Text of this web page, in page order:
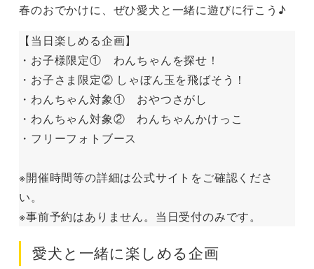
春のおでかけに、ぜひ愛犬と一緒に遊びに行こう♪
【当日楽しめる企画】
・お子様限定① わんちゃんを探せ！
・お子さま限定② しゃぼん玉を飛ばそう！
・わんちゃん対象① おやつさがし
・わんちゃん対象② わんちゃんかけっこ
・フリーフォトブース
※開催時間等の詳細は公式サイトをご確認くださ
い。
※事前予約はありません。当日受付のみです。
愛犬と一緒に楽しめる企画